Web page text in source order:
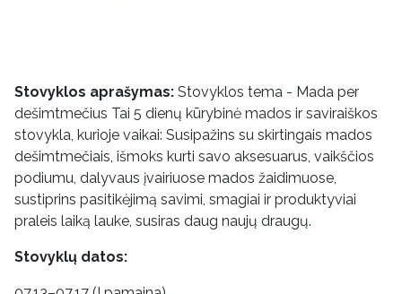
Stovyklos aprašymas: Stovyklos tema - Mada per
dešimtmečius Tai 5 dienų kūrybinė mados ir saviraiškos
stovykla, kurioje vaikai: Susipažins su skirtingais mados
dešimtmečiais, išmoks kurti savo aksesuarus, vaikščios
podiumu, dalyvaus įvairiuose mados žaidimuose,
sustiprins pasitikėjimą savimi, smagiai ir produktyviai
praleis laiką lauke, susiras daug naujų draugų.
Stovyklų datos: